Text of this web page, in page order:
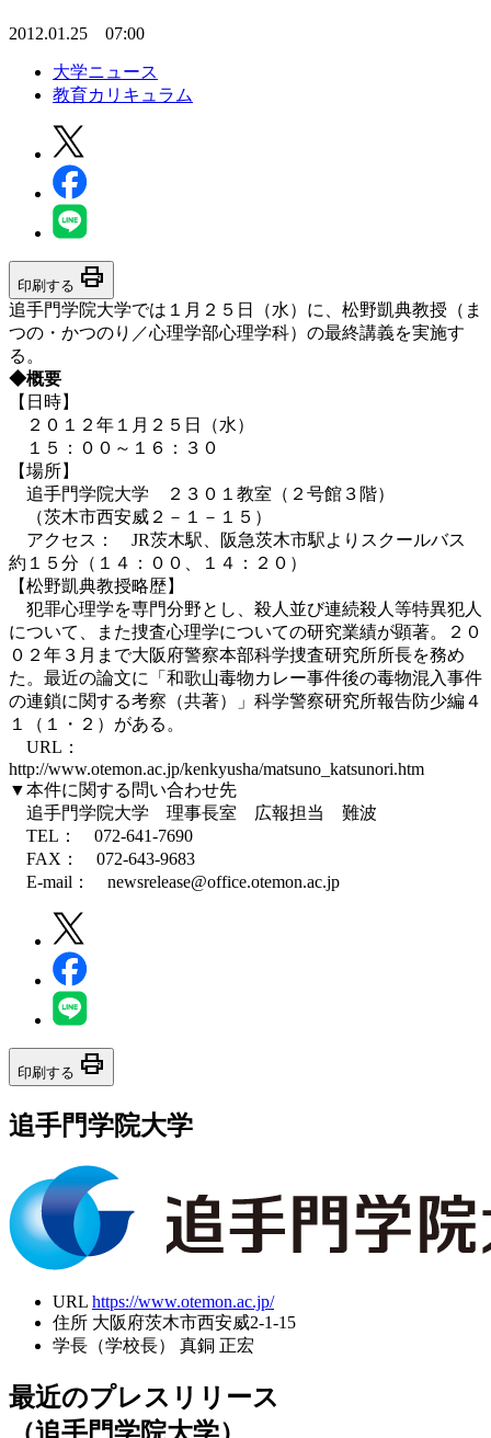
2012.01.25 07:00
大学ニュース
教育カリキュラム
印刷する print
追手門学院大学では１月２５日（水）に、松野凱典教授（ま
つの・かつのり／心理学部心理学科）の最終講義を実施す
る。
◆概要
【日時】
２０１２年１月２５日（水）
１５：００～１６：３０
【場所】
追手門学院大学 ２３０１教室（２号館３階）
（茨木市西安威２－１－１５）
アクセス： JR茨木駅、阪急茨木市駅よりスクールバス
約１５分（１４：００、１４：２０）
【松野凱典教授略歴】
犯罪心理学を専門分野とし、殺人並び連続殺人等特異犯人
について、また捜査心理学についての研究業績が顕著。２０
０２年３月まで大阪府警察本部科学捜査研究所所長を務め
た。最近の論文に「和歌山毒物カレー事件後の毒物混入事件
の連鎖に関する考察（共著）」科学警察研究所報告防少編４
１（１・２）がある。
URL：
http://www.otemon.ac.jp/kenkyusha/matsuno_katsunori.htm
▼本件に関する問い合わせ先
追手門学院大学 理事長室 広報担当 難波
TEL： 072-641-7690
FAX： 072-643-9683
E-mail： newsrelease@office.otemon.ac.jp
印刷する print
追手門学院大学
URL https://www.otemon.ac.jp/
住所 大阪府茨木市西安威2-1-15
学長（学校長）
真銅 正宏
最近のプレスリリース
（追手門学院大学）